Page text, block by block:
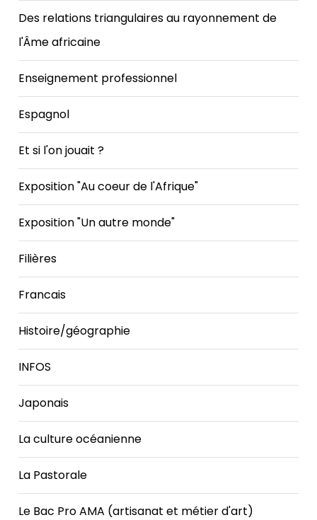
Des relations triangulaires au rayonnement de
l'Âme africaine
Enseignement professionnel
Espagnol
Et si l'on jouait ?
Exposition "Au coeur de l'Afrique"
Exposition "Un autre monde"
Filières
Francais
Histoire/géographie
INFOS
Japonais
La culture océanienne
La Pastorale
Le Bac Pro AMA (artisanat et métier d'art)